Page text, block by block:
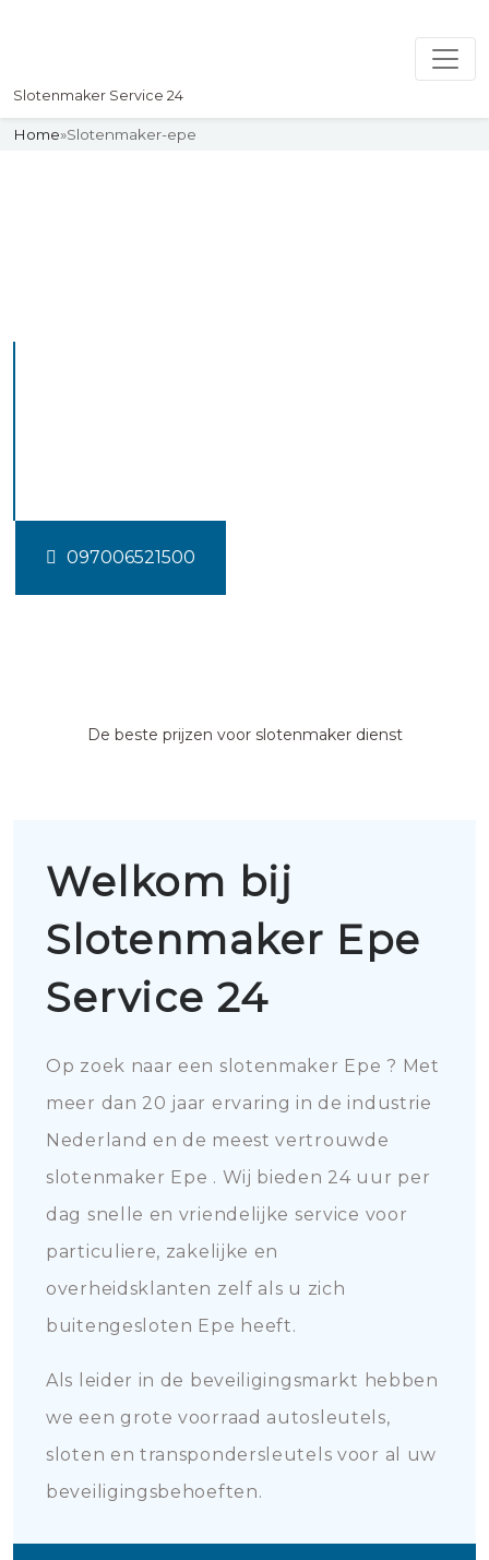
Slotenmaker Service 24
Home»Slotenmaker-epe
097006521500
De beste prijzen voor slotenmaker dienst
Welkom bij
Slotenmaker Epe
Service 24
Op zoek naar een slotenmaker Epe ? Met
meer dan 20 jaar ervaring in de industrie
Nederland en de meest vertrouwde
slotenmaker Epe . Wij bieden 24 uur per
dag snelle en vriendelijke service voor
particuliere, zakelijke en
overheidsklanten zelf als u zich
buitengesloten Epe heeft.
Als leider in de beveiligingsmarkt hebben
we een grote voorraad autosleutels,
sloten en transpondersleutels voor al uw
beveiligingsbehoeften.